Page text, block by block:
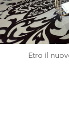
Etro il